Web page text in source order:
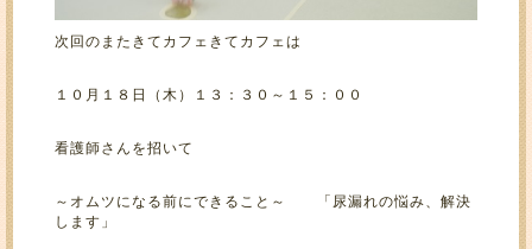
次回のまたきてカフェきてカフェは
１０月１８日（木）１３：３０～１５：００
看護師さんを招いて
～オムツになる前にできること～ 「尿漏れの悩み、解決
します」